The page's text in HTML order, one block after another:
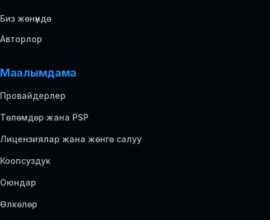
Биз жөнүндө
Авторлор
Маалымдама
Провайдерлер
Төлөмдөр жана PSP
Лицензиялар жана жөнгө салуу
Коопсуздук
Оюндар
Өлкөлөр